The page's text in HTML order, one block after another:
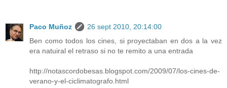
Paco Muñoz
26 sept 2010, 20:14:00
Ben como todos los cines, si proyectaban en dos a la vez
era natuiral el retraso si no te remito a una entrada
http://notascordobesas.blogspot.com/2009/07/los-cines-de-
verano-y-el-ciclimatografo.html